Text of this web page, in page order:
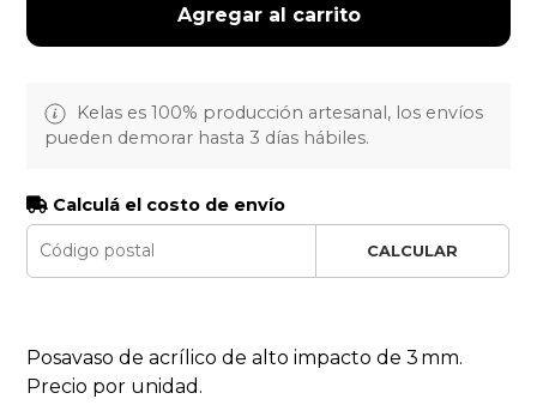
Agregar al carrito
Kelas es 100% producción artesanal, los envíos
pueden demorar hasta 3 días hábiles.
Calculá el costo de envío
CALCULAR
Posavaso de acrílico de alto impacto de 3 mm.
Precio por unidad.